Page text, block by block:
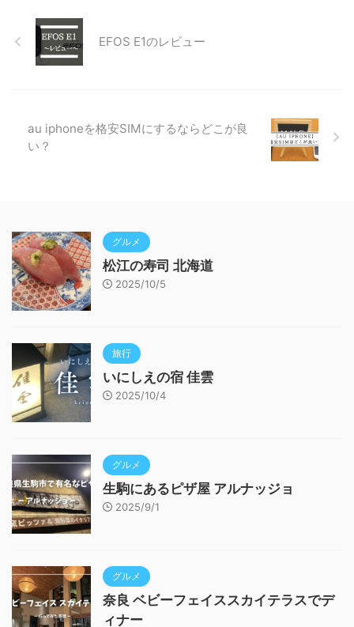
EFOS E1のレビュー
au iphoneを格安SIMにするならどこが良
い？
グルメ
松江の寿司 北海道
2025/10/5
旅行
いにしえの宿 佳雲
2025/10/4
グルメ
生駒にあるピザ屋 アルナッジョ
2025/9/1
グルメ
奈良 ベビーフェイススカイテラスでデ
ィナー